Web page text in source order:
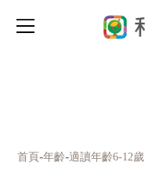
首頁-年齡-適讀年齡6-12歲